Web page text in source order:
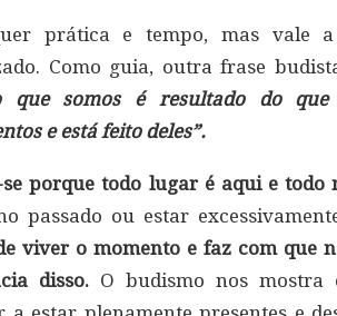
prática e tempo, mas vale
Como guia, outra frase
que somos é resultado do que
e está feito deles”.
se porque todo lugar é aqui e todo
passado ou estar
viver o momento e faz com que
disso. O budismo nos mostra